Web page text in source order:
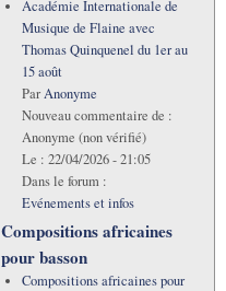
Académie Internationale de
Musique de Flaine avec
Thomas Quinquenel du 1er au
15 août
ParAnonyme
Nouveau commentaire de :
Anonyme (non vérifié)
Le : 22/04/2026 - 21:05
Dans le forum :
Evénements et infos
Compositions africaines
pour basson
Compositions africaines pour